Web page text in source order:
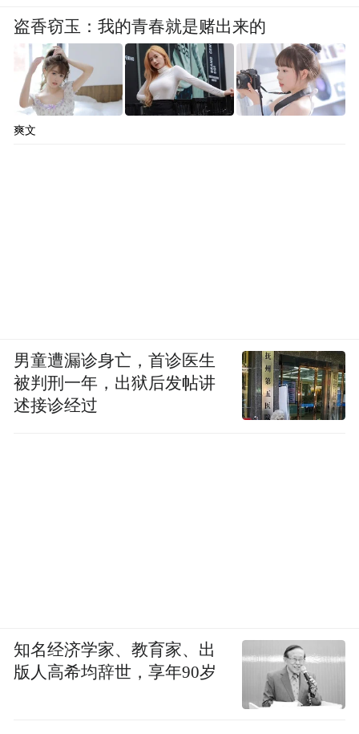
盗香窃玉：我的青春就是赌出来的
爽文
男童遭漏诊身亡，首诊医生
被判刑一年，出狱后发帖讲
述接诊经过
知名经济学家、教育家、出
版人高希均辞世，享年90岁